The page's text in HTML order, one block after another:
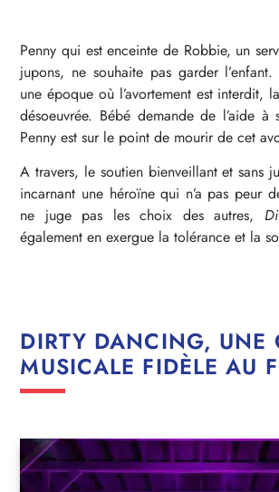
Penny qui est enceinte de Robbie, un
jupons, ne souhaite pas garder
une époque où l’avortement est interdit,
désoeuvrée. Bébé demande de l’aide à
Penny est sur le point de mourir de cet
A travers, le soutien bienveillant et sans
incarnant une héroïne qui n’a pas peur
ne juge pas les choix des autres,
également en exergue la tolérance et la
DIRTY DANCING, UNE
MUSICALE FIDÈLE AU